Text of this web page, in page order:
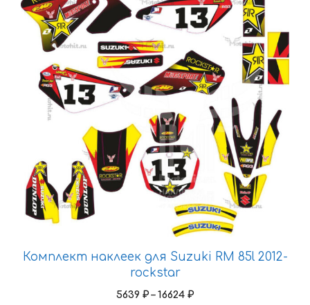
Комплект наклеек для Suzuki RM 85l 2012-
rockstar
5639 ₽ – 16624 ₽Диапазон
имеет
несколько
вариаций.
можно
выбрать